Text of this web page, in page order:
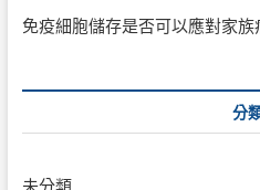
免疫細胞儲存是否可以應對家族
分
未分類